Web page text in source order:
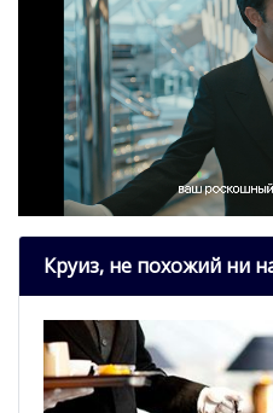
Круиз, не похожий ни